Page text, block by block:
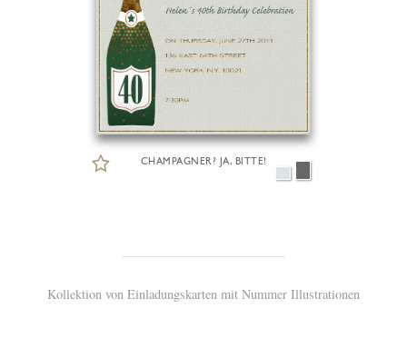
CHAMPAGNER? JA, BITTE!
Kollektion von Einladungskarten mit Nummer Illustrationen